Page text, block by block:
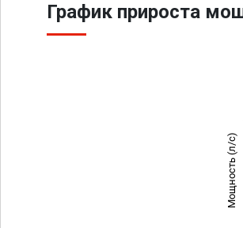
График прироста
Мощность (л/с)